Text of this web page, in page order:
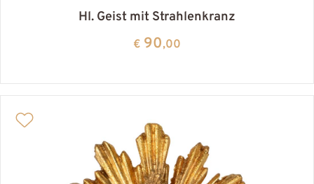
Hl. Geist mit Strahlenkranz
€ 90,00